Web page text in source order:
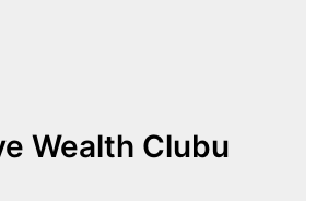
Wealth Clubu